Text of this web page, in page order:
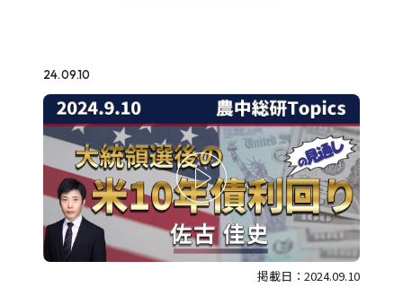
24.09.10
掲載日：2024.09.10